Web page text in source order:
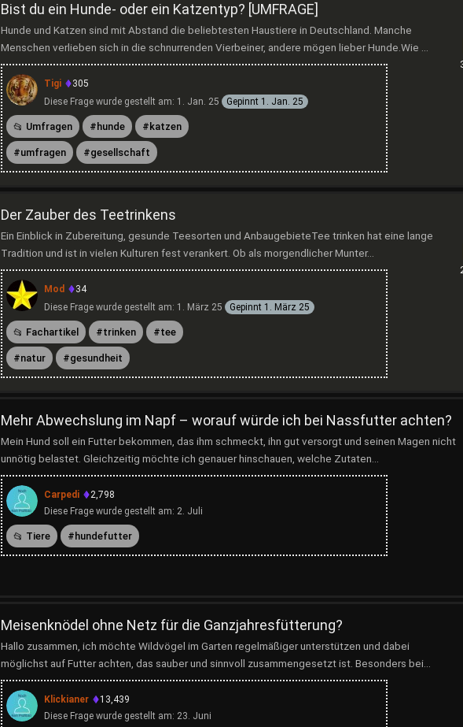
Bist du ein Hunde- oder ein Katzentyp? [UMFRAGE]
Hunde und Katzen sind mit Abstand die beliebtesten Haustiere in Deutschland. Manche
Menschen verlieben sich in die schnurrenden Vierbeiner, andere mögen lieber Hunde.Wie ...
Tigi
305
Diese Frage wurde gestellt am: 1. Jan. 25 Gepinnt 1. Jan. 25
Umfragen hunde katzen
umfragen gesellschaft
Der Zauber des Teetrinkens
Ein Einblick in Zubereitung, gesunde Teesorten und AnbaugebieteTee trinken hat eine lange
Tradition und ist in vielen Kulturen fest verankert. Ob als morgendlicher Munter...
Mod
34
Diese Frage wurde gestellt am: 1. März 25 Gepinnt 1. März 25
Fachartikel trinken tee
natur gesundheit
Mehr Abwechslung im Napf – worauf würde ich bei Nassfutter achten?
Mein Hund soll ein Futter bekommen, das ihm schmeckt, ihn gut versorgt und seinen Magen nicht
unnötig belastet. Gleichzeitig möchte ich genauer hinschauen, welche Zutaten...
Carpedi
2,798
Diese Frage wurde gestellt am: 2. Juli
Tiere hundefutter
Meisenknödel ohne Netz für die Ganzjahresfütterung?
Hallo zusammen, ich möchte Wildvögel im Garten regelmäßiger unterstützen und dabei
möglichst auf Futter achten, das sauber und sinnvoll zusammengesetzt ist. Besonders bei...
Klickianer
13,439
Diese Frage wurde gestellt am: 23. Juni
Der Zauber des Teetrinkens
Ein Einblick in Zubereitung, gesunde
trinken hat eine lange Tradition und ist
in vielen Kulturen fest verankert. Ob als
morgendlicher Muntermacher,
Mod
Welches ist euer
auf dem
Fast jeder hat ja so
Lieblingspiele auf
Da gibt es
Denkspiele,
Actionspiele und
spiele zum Beispiel